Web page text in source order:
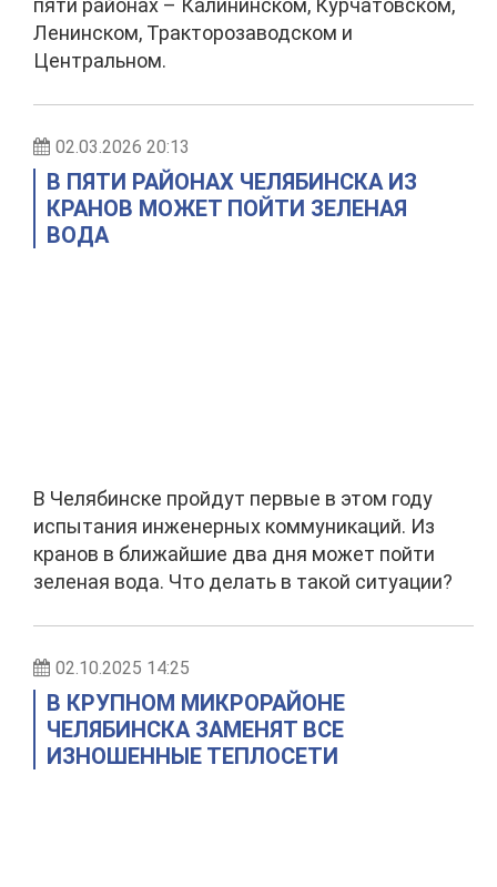
пяти районах – Калининском, Курчатовском,
Ленинском, Тракторозаводском и
Центральном.
02.03.2026 20:13
В ПЯТИ РАЙОНАХ ЧЕЛЯБИНСКА ИЗ
КРАНОВ МОЖЕТ ПОЙТИ ЗЕЛЕНАЯ
ВОДА
В Челябинске пройдут первые в этом году
испытания инженерных коммуникаций. Из
кранов в ближайшие два дня может пойти
зеленая вода. Что делать в такой ситуации?
02.10.2025 14:25
В КРУПНОМ МИКРОРАЙОНЕ
ЧЕЛЯБИНСКА ЗАМЕНЯТ ВСЕ
ИЗНОШЕННЫЕ ТЕПЛОСЕТИ